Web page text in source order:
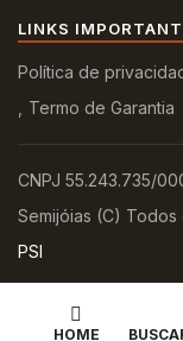
LINKS
Política de
Termo de Garantia
CNPJ 55.243.735/
Semijóias (C)
PSI
HOME